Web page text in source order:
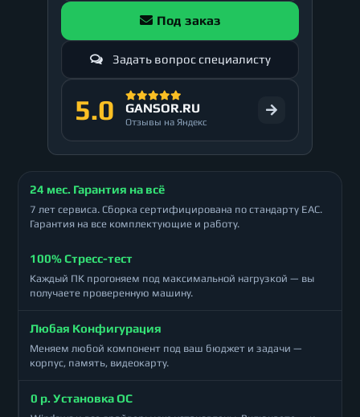
Под заказ
Задать вопрос специалисту
5.0 GANSOR.RU
Отзывы на Яндекс
24 мес. Гарантия на всё
7 лет сервиса. Сборка сертифицирована по стандарту ЕАС.
Гарантия на все комплектующие и работу.
100% Стресс-тест
Каждый ПК прогоняем под максимальной нагрузкой — вы
получаете проверенную машину.
Любая Конфигурация
Меняем любой компонент под ваш бюджет и задачи —
корпус, память, видеокарту.
0 р. Установка ОС